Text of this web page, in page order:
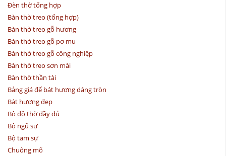
Đèn thờ tổng hợp
Bàn thờ treo (tổng hợp)
Bàn thờ treo gỗ hương
Bàn thờ treo gỗ pơ mu
Bàn thờ treo gỗ công nghiệp
Bàn thờ treo sơn mài
Bàn thờ thần tài
Bảng giá đế bát hương dáng tròn
Bát hương đẹp
Bộ đồ thờ đầy đủ
Bộ ngũ sự
Bộ tam sự
Chuông mõ